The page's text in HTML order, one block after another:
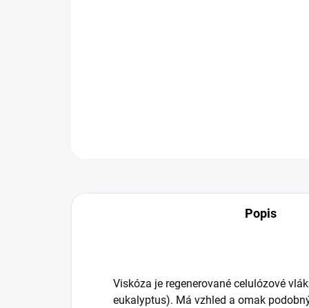
Popis
Viskóza je regenerované celulózové
eukalyptus). Má vzhled a omak